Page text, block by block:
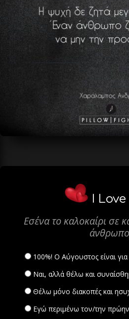
I
Εσένα το καλοκαίρι σε
100%! Ο Αύγουστος είναι
Ναι, αλλά θέλω και
Θέλω μόνο διακοπές και
Εγώ περιμένω τον/την πρώην